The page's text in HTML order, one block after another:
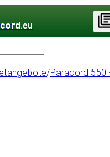
.eu
/Paracord 550